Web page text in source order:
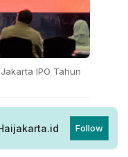
IPO Tahun
Follow